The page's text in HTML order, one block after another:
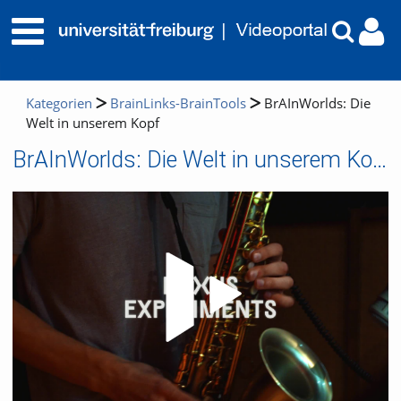
Kategorien BrainLinks-BrainTools
BrAInWorlds: Die
Welt in unserem Kopf
BrAInWorlds: Die Welt in unserem Kopf